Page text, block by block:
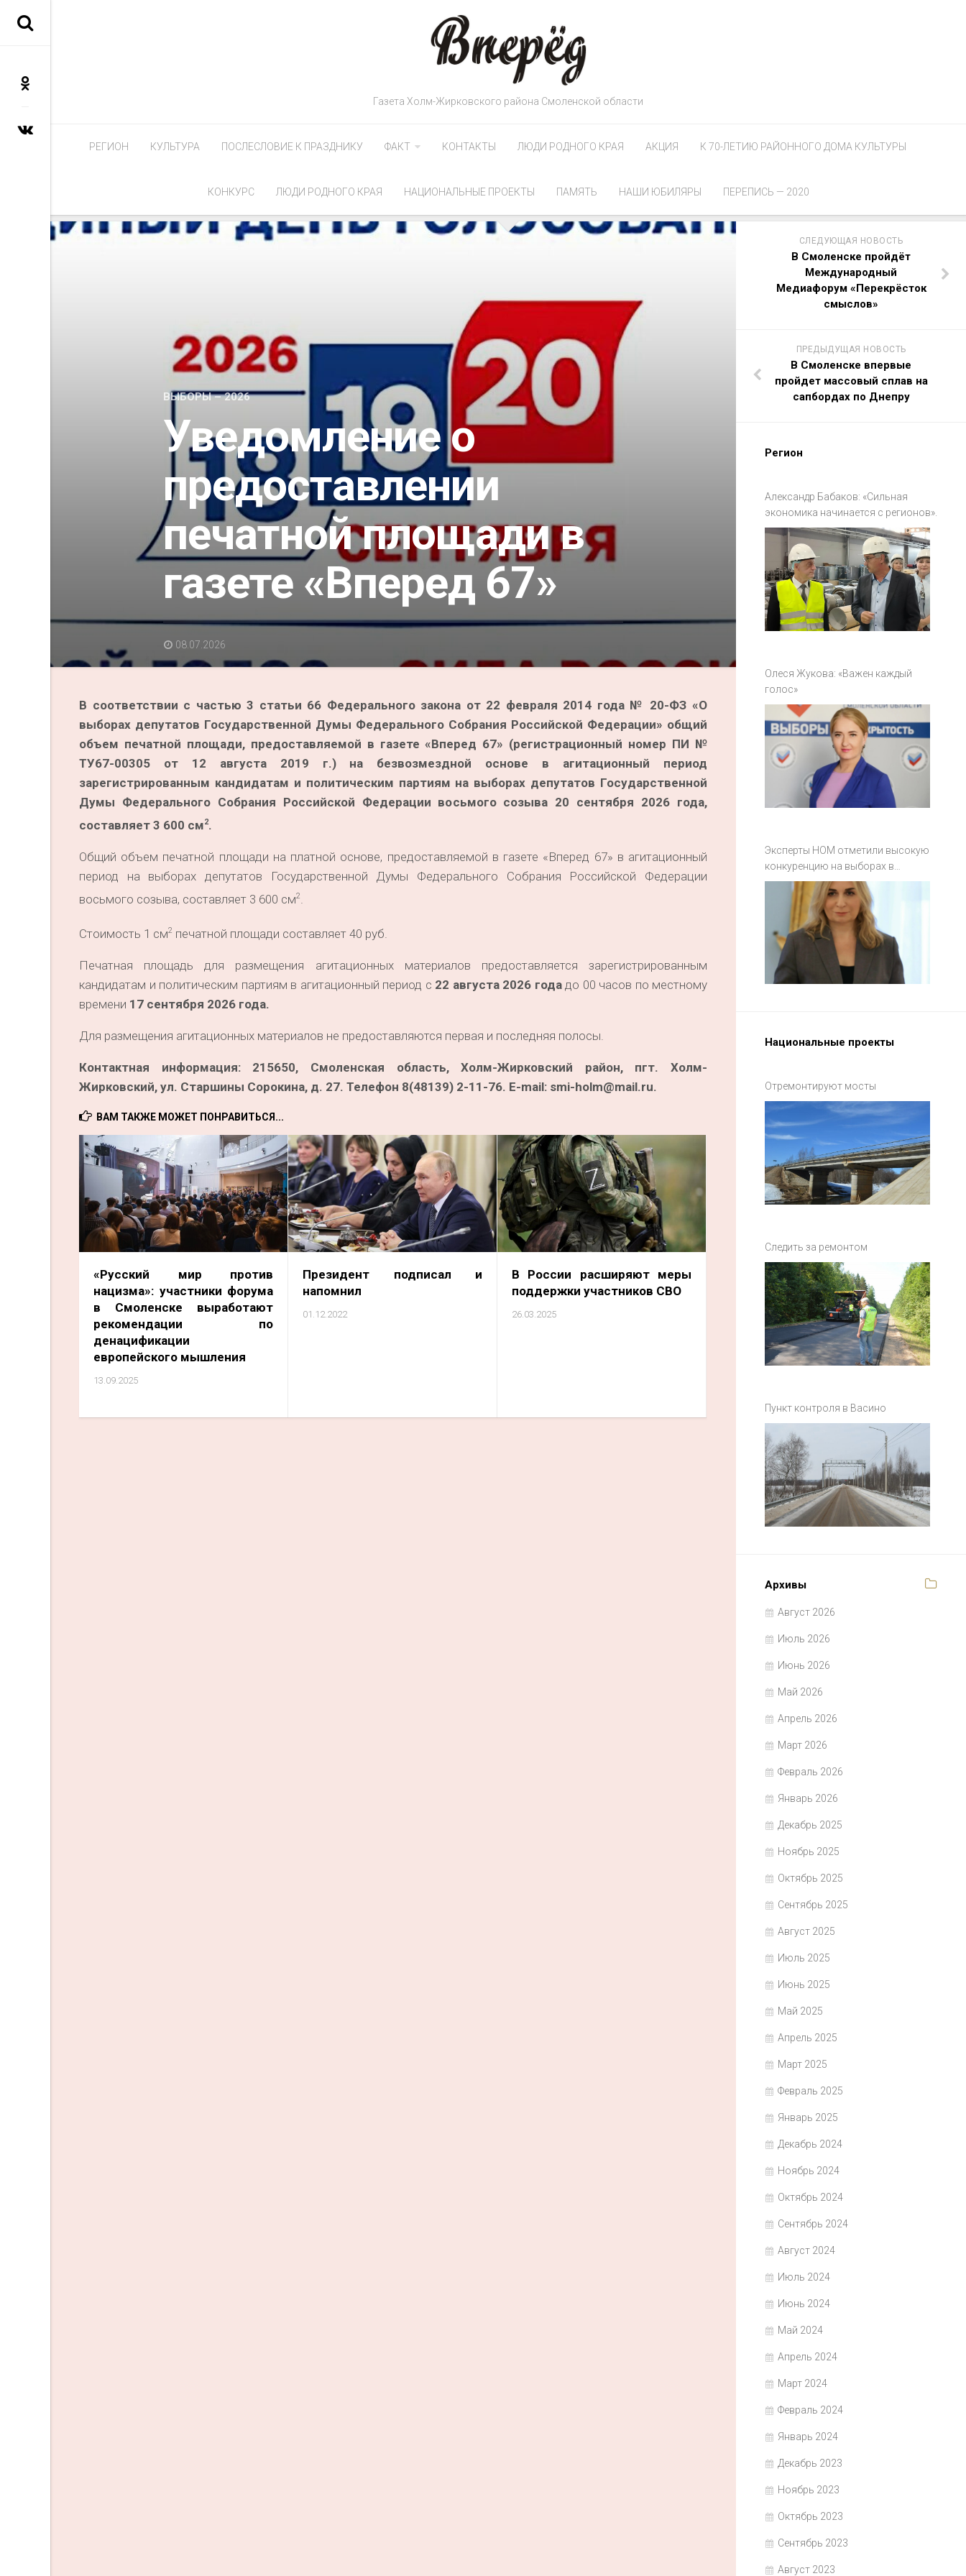
Газета Холм-Жирковского района Смоленской области
РЕГИОН КУЛЬТУРА ПОСЛЕСЛОВИЕ К ПРАЗДНИКУ ФАКТ КОНТАКТЫ ЛЮДИ РОДНОГО КРАЯ АКЦИЯ К 70-ЛЕТИЮ РАЙОННОГО ДОМА КУЛЬТУРЫ
КОНКУРС ЛЮДИ РОДНОГО КРАЯ НАЦИОНАЛЬНЫЕ ПРОЕКТЫ ПАМЯТЬ НАШИ ЮБИЛЯРЫ ПЕРЕПИСЬ — 2020
ВЫБОРЫ – 2026
Уведомление о
предоставлении
печатной площади в
газете «Вперед 67»
08.07.2026
В соответствии с частью 3 статьи 66 Федерального закона от 22 февраля 2014 года № 20-ФЗ «О
выборах депутатов Государственной Думы Федерального Собрания Российской Федерации» общий
объем печатной площади, предоставляемой в газете «Вперед 67» (регистрационный номер ПИ №
ТУ67-00305 от 12 августа 2019 г.) на безвозмездной основе в агитационный период
зарегистрированным кандидатам и политическим партиям на выборах депутатов Государственной
Думы Федерального Собрания Российской Федерации восьмого созыва 20 сентября 2026 года,
составляет 3 600 см2.
Общий объем печатной площади на платной основе, предоставляемой в газете «Вперед 67» в агитационный
период на выборах депутатов Государственной Думы Федерального Собрания Российской Федерации
восьмого созыва, составляет 3 600 см2
Стоимость 1 см2 печатной площади составляет 40 руб.
Печатная площадь для размещения агитационных материалов предоставляется зарегистрированным
кандидатам и политическим партиям в агитационный период с 22 августа 2026 годадо 00 часов по местному
времени 17 сентября 2026 года.
Для размещения агитационных материалов не предоставляются первая и последняя полосы.
Контактная информация: 215650, Смоленская область, Холм-Жирковский район, пгт. Холм-
Жирковский, ул. Старшины Сорокина, д. 27. Телефон 8(48139) 2-11-76. E-mail: smi-holm@mail.ru.
ВАМ ТАКЖЕ МОЖЕТ ПОНРАВИТЬСЯ...
«Русский мир против
нацизма»: участники форума
в Смоленске выработают
рекомендации по
денацификации
европейского мышления
13.09.2025
Президент подписал и
напомнил
01.12.2022
В России расширяют меры
поддержки участников СВО
26.03.2025
СЛЕДУЮЩАЯ НОВОСТЬ
В Смоленске пройдёт
Международный
Медиафорум «Перекрёсток
смыслов»
ПРЕДЫДУЩАЯ НОВОСТЬ
В Смоленске впервые
пройдет массовый сплав на
сапбордах по Днепру
Регион
Александр Бабаков: «Сильная
экономика начинается с регионов».
Олеся Жукова: «Важен каждый
голос»
Эксперты НОМ отметили высокую
конкуренцию на выборах в
Смоленской области
Национальные проекты
Отремонтируют мосты
Следить за ремонтом
Пункт контроля в Васино
Архивы
Август 2026
Июль 2026
Июнь 2026
Май 2026
Апрель 2026
Март 2026
Февраль 2026
Январь 2026
Декабрь 2025
Ноябрь 2025
Октябрь 2025
Сентябрь 2025
Август 2025
Июль 2025
Июнь 2025
Май 2025
Апрель 2025
Март 2025
Февраль 2025
Январь 2025
Декабрь 2024
Ноябрь 2024
Октябрь 2024
Сентябрь 2024
Август 2024
Июль 2024
Июнь 2024
Май 2024
Апрель 2024
Март 2024
Февраль 2024
Январь 2024
Декабрь 2023
Ноябрь 2023
Октябрь 2023
Сентябрь 2023
Август 2023